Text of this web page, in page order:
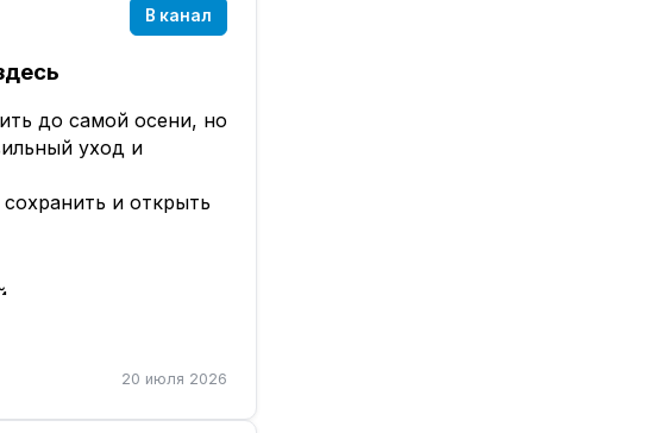
В канал
до самой осени, но
уход и
и открыть
20 июля 2026